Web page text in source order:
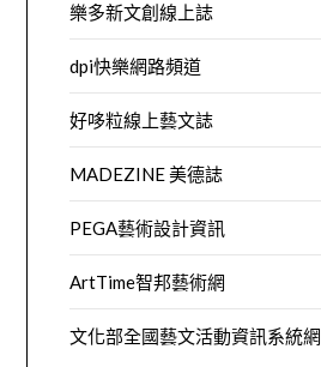
樂多新文創線上誌
dpi快樂網路頻道
好哆粒線上藝文誌
MADEZINE 美德誌
PEGA藝術設計資訊
ArtTime智邦藝術網
文化部全國藝文活動資訊系統網